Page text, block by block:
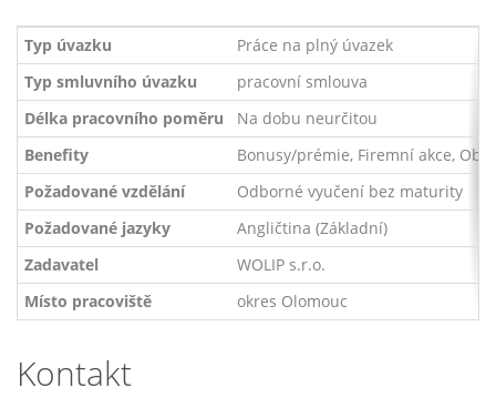
Typ úvazku
Práce na plný úvazek
Typ smluvního úvazku
pracovní smlouva
Délka pracovního poměru
Na dobu neurčitou
Benefity
Bonusy/prémie, Firemní akce,
Požadované vzdělání
Odborné vyučení bez maturity
Požadované jazyky
Angličtina (Základní)
Zadavatel
WOLIP s.r.o.
Místo pracoviště
okres Olomouc
Kontakt